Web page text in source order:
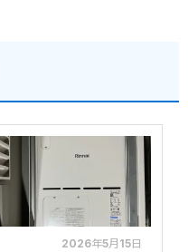
2026年5月15日